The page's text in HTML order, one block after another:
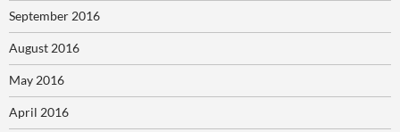
September 2016
August 2016
May 2016
April 2016